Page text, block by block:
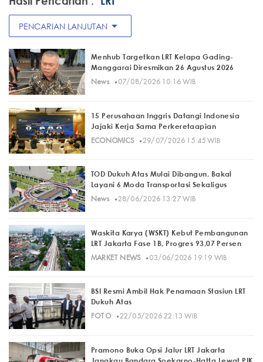
PENCARIAN LANJUTAN arrow_drop_down
Menhub Targetkan LRT Kelapa Gading-
Manggarai Diresmikan 26 Agustus 2026
News· 07/08/2026 10:16 WIB
15 Perusahaan Inggris Datangi Indonesia
Jajaki Kerja Sama Perkeretaapian
ECONOMICS· 29/07/2026 15:45 WIB
TOD Dukuh Atas Mulai Dibangun, Bakal
Layani 6 Moda Transportasi Sekaligus
News· 28/06/2026 13:27 WIB
Waskita Karya (WSKT) Kebut Pembangunan
LRT Jakarta Fase 1B, Progres 93,07 Persen
MARKET NEWS· 03/06/2026 19:19 WIB
BSI Resmi Ambil Hak Penamaan Stasiun LRT
Dukuh Atas
FOTO· 22/05/2026 22:13 WIB
Pramono Buka Opsi Jalur LRT Jakarta